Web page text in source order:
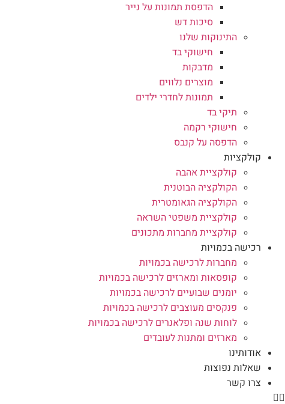
הדפסת תמונות על נייר
סיכות דש
התינוקות שלנו
חישוקי בד
מדבקות
מוצרים נלווים
תמונות לחדרי ילדים
תיקי בד
חישוקי רקמה
הדפסה על קנבס
קולקציות
קולקציית אהבה
הקולקציה הבוטנית
הקולקציה הגאומטרית
קולקציית משפטי השראה
קולקציית מחברות מתכונים
רכישה בכמויות
מחברות לרכישה בכמויות
קופסאות ומארזים לרכישה בכמויות
יומנים שבועיים לרכישה בכמויות
פנקסים מעוצבים לרכישה בכמויות
לוחות שנה ופלאנרים לרכישה בכמויות
מארזים ומתנות לעובדים
אודותינו
שאלות נפוצות
צרו קשר